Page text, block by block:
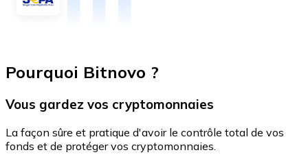
Pourquoi Bitnovo ?
Vous gardez vos cryptomonnaies
La façon sûre et pratique d'avoir le contrôle total de vos
fonds et de protéger vos cryptomonnaies.